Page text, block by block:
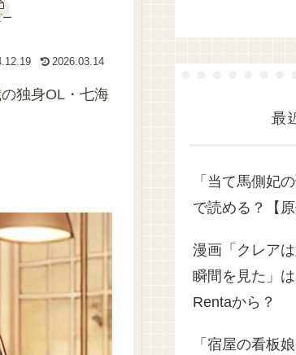
ー
2026.03.14
独身OL・七海
最
「当て馬側妃
で読める？【
漫画「クレア
瞬間を見た」
Rentaから？
「宿屋の看板